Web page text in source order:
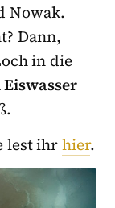
Nowak.
Dann,
in die
lest ihrhier.